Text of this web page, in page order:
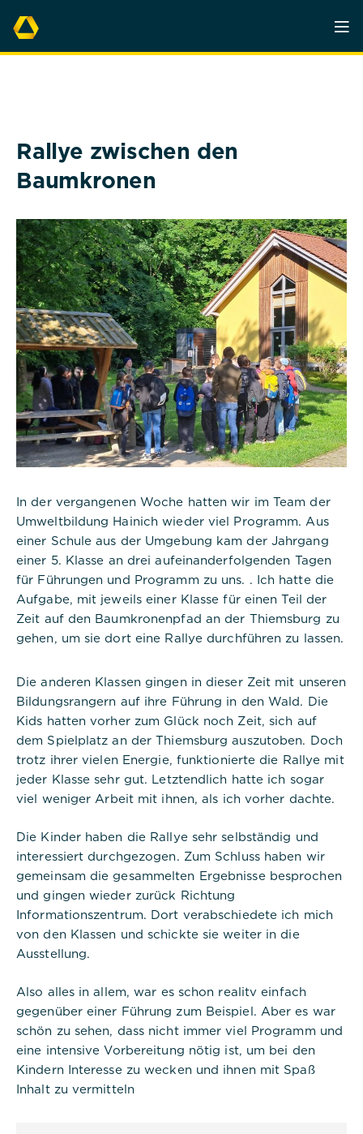
Rallye zwischen den
Baumkronen
In der vergangenen Woche hatten wir im Team der
Umweltbildung Hainich wieder viel Programm. Aus
einer Schule aus der Umgebung kam der Jahrgang
einer 5. Klasse an drei aufeinanderfolgenden Tagen
für Führungen und Programm zu uns. . Ich hatte die
Aufgabe, mit jeweils einer Klasse für einen Teil der
Zeit auf den Baumkronenpfad an der Thiemsburg zu
gehen, um sie dort eine Rallye durchführen zu lassen.
Die anderen Klassen gingen in dieser Zeit mit unseren
Bildungsrangern auf ihre Führung in den Wald. Die
Kids hatten vorher zum Glück noch Zeit, sich auf
dem Spielplatz an der Thiemsburg auszutoben. Doch
trotz ihrer vielen Energie, funktionierte die Rallye mit
jeder Klasse sehr gut. Letztendlich hatte ich sogar
viel weniger Arbeit mit ihnen, als ich vorher dachte.
Die Kinder haben die Rallye sehr selbständig und
interessiert durchgezogen. Zum Schluss haben wir
gemeinsam die gesammelten Ergebnisse besprochen
und gingen wieder zurück Richtung
Informationszentrum. Dort verabschiedete ich mich
von den Klassen und schickte sie weiter in die
Ausstellung.
Also alles in allem, war es schon realitv einfach
gegenüber einer Führung zum Beispiel. Aber es war
schön zu sehen, dass nicht immer viel Programm und
eine intensive Vorbereitung nötig ist, um bei den
Kindern Interesse zu wecken und ihnen mit Spaß
Inhalt zu vermitteln
Notwendig
Website benötigt und helfen dabei, unsere
Website nutzbar zu machen sowie Zugriffe auf
sichere Bereiche unserer Website ermöglichen.
Cookie Informationen anzeigen
Anbieter:
Commerzbank Umweltpraktikum
Cookies:
Cookie Name:
Session
Beschreibung:
Dieses Cookie ist nativ für PHP-
Anwendungen. Das Cookie wird
verwendet, um die eindeutige
Sitzungs-ID eines Benutzers zu
die Benutzersitzung auf der
Website zu verwalten. Das Cookie
ist ein Session-Cookie und wird
gelöscht, wenn alle Browserfenster
geschlossen sind.